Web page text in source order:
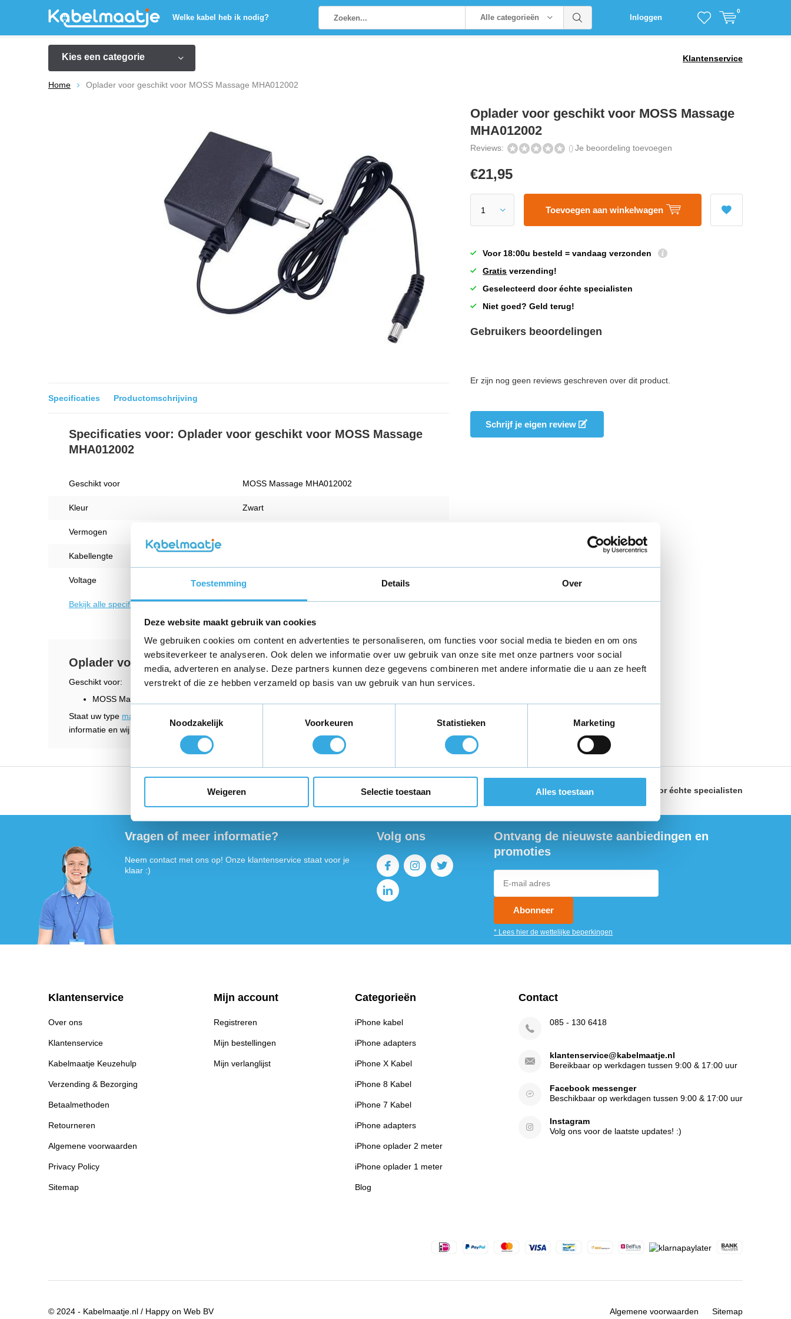
Toestemming Details Over
Deze website maakt gebruik van cookies
We gebruiken cookies om content en advertenties te personaliseren, om functies voor social media te bieden en om ons
websiteverkeer te analyseren. Ook delen we informatie over uw gebruik van onze site met onze partners voor social
media, adverteren en analyse. Deze partners kunnen deze gegevens combineren met andere informatie die u aan ze heeft
verstrekt of die ze hebben verzameld op basis van uw gebruik van hun services.
Noodzakelijk
Voorkeuren Statistieken Marketing
Weigeren Selectie toestaan Alles toestaan
Welke kabel heb ik nodig? Alle categorieën Inloggen
0
Kies een categorie Klantenservice
Home Oplader voor geschikt voor MOSS Massage MHA012002
Specificaties Productomschrijving
Specificaties voor: Oplader voor geschikt voor MOSS Massage
MHA012002
Geschikt voor MOSS Massage MHA012002
Kleur Zwart
Vermogen
Kabellengte
Voltage 8.5 V
Bekijk alle specificaties
Oplader voor geschikt voor MOSS Massage MHA012002
Geschikt voor:
MOSS Massage MHA012002
Staat uw type massagegun oplder
informatie en wij helpen u graag verder.
Oplader voor geschikt voor MOSS Massage
MHA012002
Reviews: () Je beoordeling toevoegen
€21,95
Toevoegen aan winkelwagen
Voor 18:00u besteld = vandaag verzonden
Gratis verzending!
Geselecteerd door échte specialisten
Niet goed? Geld terug!
Gebruikers beoordelingen
Er zijn nog geen reviews geschreven over dit product.
Schrijf je eigen review
Vandaag voor 18:00 besteld, Gratis verzending binnen Nederland Geselecteerd dooréchte specialisten
Vragen of meer informatie?
Neem contact met ons op! Onze klantenservice staat voor je
klaar :)
Volg ons
Ontvang de nieuwste aanbiedingen en
promoties
Abonneer
* Lees hier de wettelijke beperkingen
Klantenservice
Over ons
Klantenservice
Kabelmaatje Keuzehulp
Verzending & Bezorging
Betaalmethoden
Retourneren
Algemene voorwaarden
Privacy Policy
Sitemap
Mijn account
Registreren
Mijn bestellingen
Mijn verlanglijst
Categorieën
iPhone kabel
iPhone adapters
iPhone X Kabel
iPhone 8 Kabel
iPhone 7 Kabel
iPhone adapters
iPhone oplader 2 meter
iPhone oplader 1 meter
Blog
Contact
085 - 130 6418
klantenservice@kabelmaatje.nl
Bereikbaar op werkdagen tussen 9:00 & 17:00 uur
Facebook messenger
Beschikbaar op werkdagen tussen 9:00 & 17:00 uur
Instagram
Volg ons voor de laatste updates! :)
© 2024 - Kabelmaatje.nl / Happy on Web BV Algemene voorwaarden Sitemap